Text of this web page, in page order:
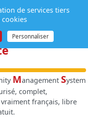
de
Management System
complet,
français, libre
de services tiers
Personnaliser